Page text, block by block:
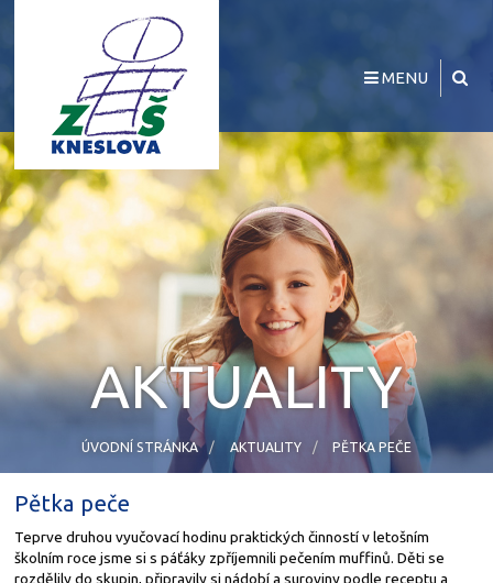
MENU
AKTUALITY
ÚVODNÍ STRÁNKA AKTUALITY PĚTKA PEČE
Pětka peče
Teprve druhou vyučovací hodinu praktických činností v letošním
školním roce jsme si s páťáky zpříjemnili pečením muffinů. Děti se
rozdělily do skupin, připravily si nádobí a suroviny podle receptu a